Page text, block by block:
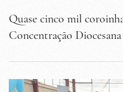
Quase cinco mil
Concentração